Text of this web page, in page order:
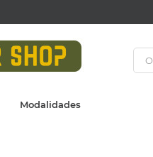
Modalidades